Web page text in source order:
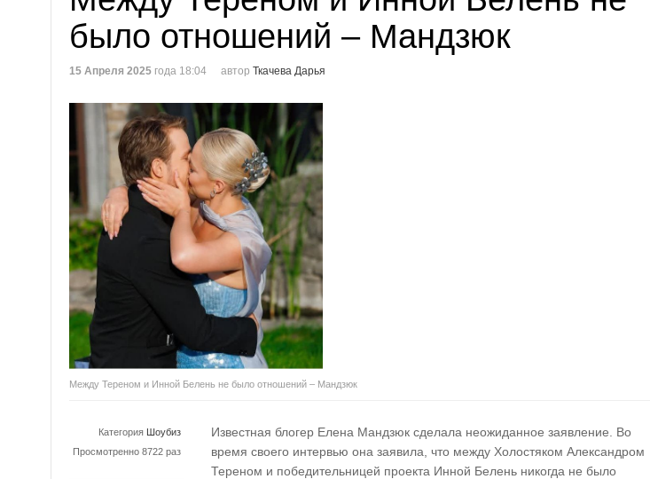
было отношений – Мандзюк
15 Апреля 2025 года 18:04 автор Ткачева Дарья
Между Тереном и Инной Белень не было отношений – Мандзюк
Категория Шоубиз
Просмотренно 8722 раз
Известная блогер Елена Мандзюк сделала неожиданное заявление. Во
время своего интервью она заявила, что между Холостяком Александром
Тереном и победительницей проекта Инной Белень никогда не было